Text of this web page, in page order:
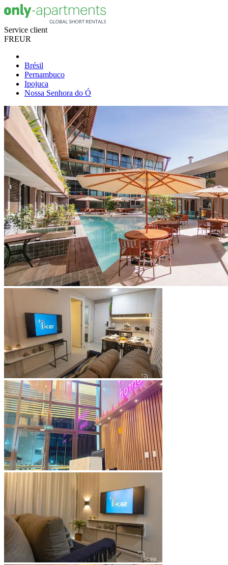
Service client
FREUR
Brésil
Pernambuco
Ipojuca
Nossa Senhora do Ó